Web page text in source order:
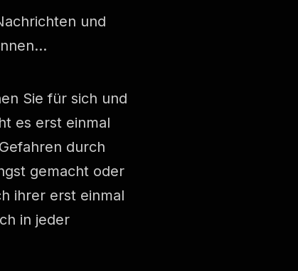
und
Sie für sich und
es erst einmal
durch
gemacht oder
ihrer erst einmal
in jeder